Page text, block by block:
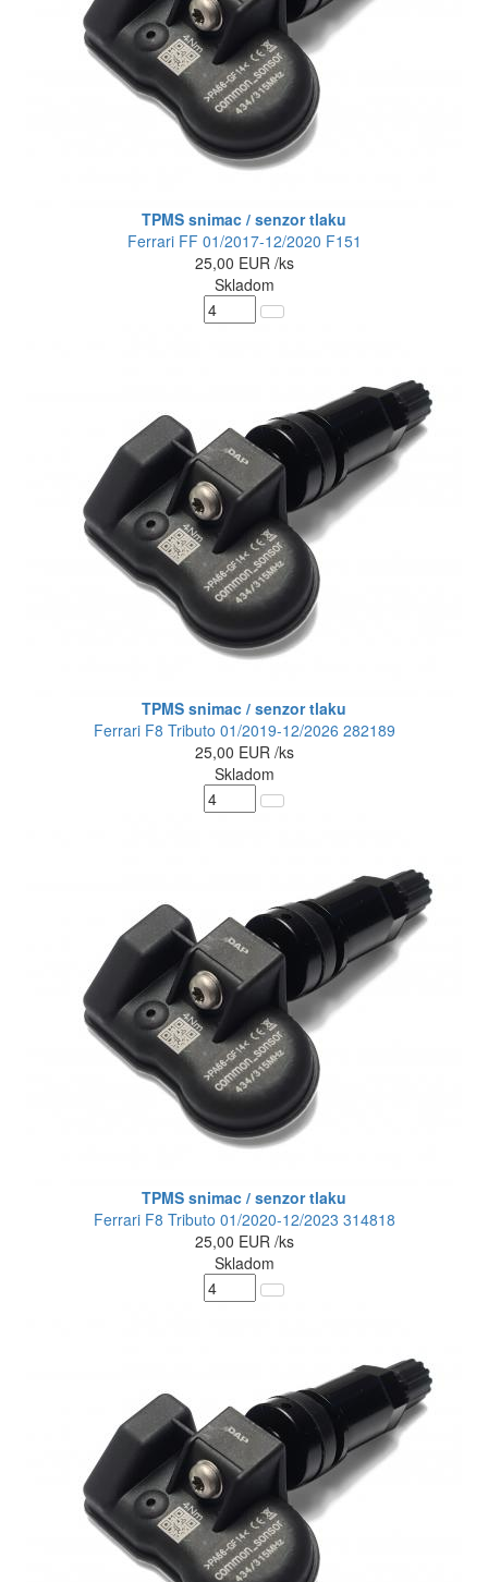
TPMS snimac / senzor tlaku
Ferrari FF 01/2017-12/2020 F151
25,00 EUR /ks
Skladom
TPMS snimac / senzor tlaku
Ferrari F8 Tributo 01/2019-12/2026 282189
25,00 EUR /ks
Skladom
TPMS snimac / senzor tlaku
Ferrari F8 Tributo 01/2020-12/2023 314818
25,00 EUR /ks
Skladom